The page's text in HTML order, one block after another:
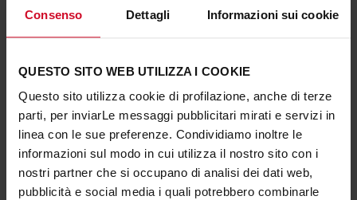
Consenso Dettagli Informazioni sui cookie
QUESTO SITO WEB UTILIZZA I COOKIE
Questo sito utilizza cookie di profilazione, anche di terze
parti, per inviarLe messaggi pubblicitari mirati e servizi in
linea con le sue preferenze. Condividiamo inoltre le
informazioni sul modo in cui utilizza il nostro sito con i
nostri partner che si occupano di analisi dei dati web,
pubblicità e social media i quali potrebbero combinarle
PROGETTI COLLEGATI
TUTTI I PROGETTI